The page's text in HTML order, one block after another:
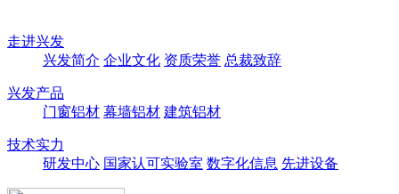
走进兴发
兴发简介 企业文化 资质荣誉 总裁致辞
兴发产品
门窗铝材 幕墙铝材 建筑铝材
技术实力
研发中心 国家认可实验室 数字化信息 先进设备